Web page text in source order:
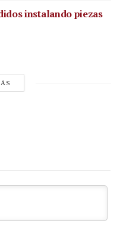
instalando piezas